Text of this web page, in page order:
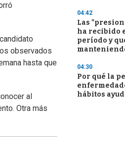
observados
hasta que
al
Otra más
04:42
Las
ha recibido
período y
04:30
Por qué la
hábitos